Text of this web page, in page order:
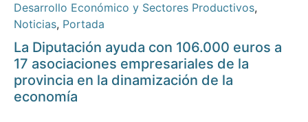
Desarrollo Económico y Sectores Productivos,
Noticias, Portada
La Diputación ayuda con 106.000 euros a
17 asociaciones empresariales de la
provincia en la dinamización de la
economía